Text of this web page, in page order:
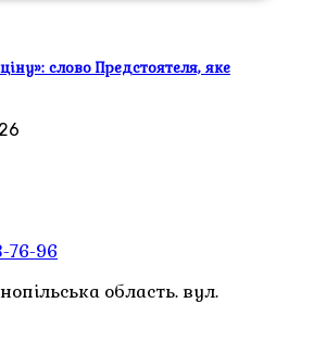
слово Предстоятеля, яке
76-96
область. вул.